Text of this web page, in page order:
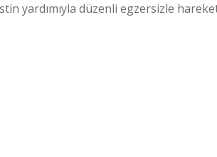
yardımıyla düzenli egzersizle